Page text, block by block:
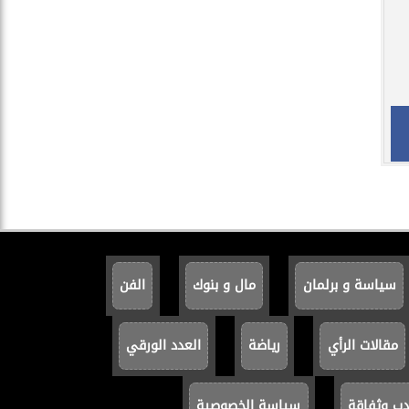
سياسة و برلمان مال و بنوك الفن
مقالات الرأي رياضة العدد الورقي